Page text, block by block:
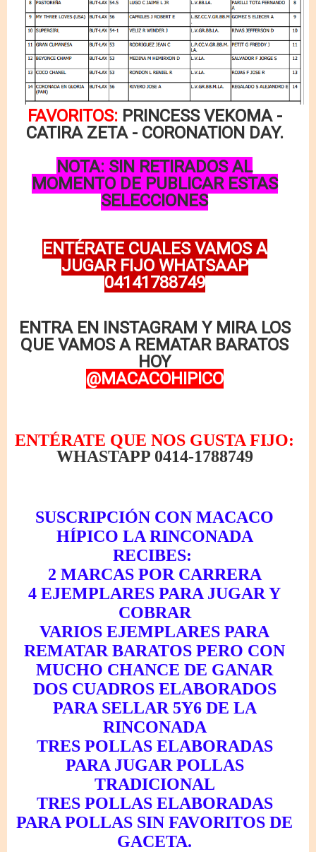
FAVORITOS: PRINCESS VEKOMA -
CATIRA ZETA - CORONATION DAY.
NOTA: SIN RETIRADOS AL
MOMENTO DE PUBLICAR ESTAS
SELECCIONES
ENTÉRATE CUALES VAMOS A
JUGAR FIJO WHATSAAP
04141788749
ENTRA EN INSTAGRAM Y MIRA LOS
QUE VAMOS A REMATAR BARATOS
HOY
@MACACOHIPICO
ENTÉRATE QUE NOS GUSTA FIJO:
WHASTAPP 0414-1788749
SUSCRIPCIÓN CON MACACO
HÍPICO LA RINCONADA
RECIBES:
2 MARCAS POR CARRERA
4 EJEMPLARES PARA JUGAR Y
COBRAR
VARIOS EJEMPLARES PARA
REMATAR BARATOS PERO CON
MUCHO CHANCE DE GANAR
DOS CUADROS ELABORADOS
PARA SELLAR 5Y6 DE LA
RINCONADA
TRES POLLAS ELABORADAS
PARA JUGAR POLLAS
TRADICIONAL
TRES POLLAS ELABORADAS
PARA POLLAS SIN FAVORITOS DE
GACETA.